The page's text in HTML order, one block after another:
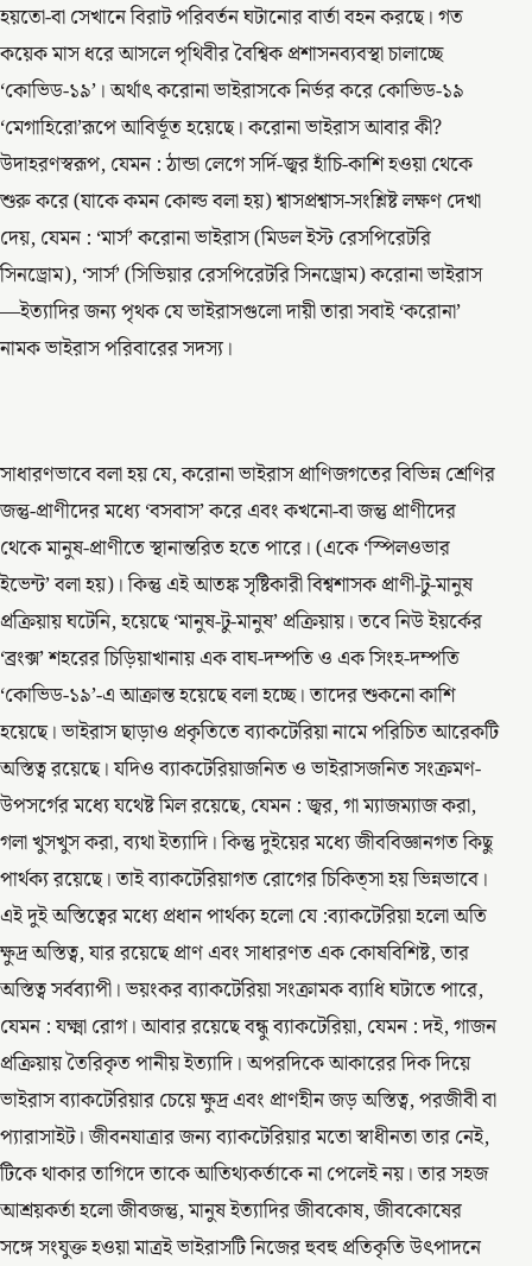
হয়তো-বা সেখানে বিরাট পরিবর্তন ঘটানোর বার্তা বহন করছে। গত
কয়েক মাস ধরে আসলে পৃথিবীর বৈশ্বিক প্রশাসনব্যবস্থা চালাচ্ছে
‘কোভিড-১৯’। অর্থাৎ করোনা ভাইরাসকে নির্ভর করে কোভিড-১৯
‘মেগাহিরো’রূপে আবির্ভূত হয়েছে। করোনা ভাইরাস আবার কী?
উদাহরণস্বরূপ, যেমন : ঠান্ডা লেগে সর্দি-জ্বর হাঁচি-কাশি হওয়া থেকে
শুরু করে (যাকে কমন কোল্ড বলা হয়) শ্বাসপ্রশ্বাস-সংশ্লিষ্ট লক্ষণ দেখা
দেয়, যেমন : ‘মার্স’ করোনা ভাইরাস (মিডল ইস্ট রেসপিরেটরি
সিনড্রোম), ‘সার্স’ (সিভিয়ার রেসপিরেটরি সিনড্রোম) করোনা ভাইরাস
—ইত্যাদির জন্য পৃথক যে ভাইরাসগুলো দায়ী তারা সবাই ‘করোনা’
নামক ভাইরাস পরিবারের সদস্য।
সাধারণভাবে বলা হয় যে, করোনা ভাইরাস প্রাণিজগতের বিভিন্ন শ্রেণির
জন্তু-প্রাণীদের মধ্যে ‘বসবাস’ করে এবং কখনো-বা জন্তু প্রাণীদের
থেকে মানুষ-প্রাণীতে স্থানান্তরিত হতে পারে। (একে ‘স্পিলওভার
ইভেন্ট’ বলা হয়)। কিন্তু এই আতঙ্ক সৃষ্টিকারী বিশ্বশাসক প্রাণী-টু-মানুষ
প্রক্রিয়ায় ঘটেনি, হয়েছে ‘মানুষ-টু-মানুষ’ প্রক্রিয়ায়। তবে নিউ ইয়র্কের
‘ব্রংক্স’ শহরের চিড়িয়াখানায় এক বাঘ-দম্পতি ও এক সিংহ-দম্পতি
‘কোভিড-১৯’-এ আক্রান্ত হয়েছে বলা হচ্ছে। তাদের শুকনো কাশি
হয়েছে। ভাইরাস ছাড়াও প্রকৃতিতে ব্যাকটেরিয়া নামে পরিচিত আরেকটি
অস্তিত্ব রয়েছে। যদিও ব্যাকটেরিয়াজনিত ও ভাইরাসজনিত সংক্রমণ-
উপসর্গের মধ্যে যথেষ্ট মিল রয়েছে, যেমন : জ্বর, গা ম্যাজম্যাজ করা,
গলা খুসখুস করা, ব্যথা ইত্যাদি। কিন্তু দুইয়ের মধ্যে জীববিজ্ঞানগত কিছু
পার্থক্য রয়েছে। তাই ব্যাকটেরিয়াগত রোগের চিকিত্সা হয় ভিন্নভাবে।
এই দুই অস্তিত্বের মধ্যে প্রধান পার্থক্য হলো যে :ব্যাকটেরিয়া হলো অতি
ক্ষুদ্র অস্তিত্ব, যার রয়েছে প্রাণ এবং সাধারণত এক কোষবিশিষ্ট, তার
অস্তিত্ব সর্বব্যাপী। ভয়ংকর ব্যাকটেরিয়া সংক্রামক ব্যাধি ঘটাতে পারে,
যেমন : যক্ষ্মা রোগ। আবার রয়েছে বন্ধু ব্যাকটেরিয়া, যেমন : দই, গাজন
প্রক্রিয়ায় তৈরিকৃত পানীয় ইত্যাদি। অপরদিকে আকারের দিক দিয়ে
ভাইরাস ব্যাকটেরিয়ার চেয়ে ক্ষুদ্র এবং প্রাণহীন জড় অস্তিত্ব, পরজীবী বা
প্যারাসাইট। জীবনযাত্রার জন্য ব্যাকটেরিয়ার মতো স্বাধীনতা তার নেই,
টিকে থাকার তাগিদে তাকে আতিথ্যকর্তাকে না পেলেই নয়। তার সহজ
আশ্রয়কর্তা হলো জীবজন্তু, মানুষ ইত্যাদির জীবকোষ, জীবকোষের
সঙ্গে সংযুক্ত হওয়া মাত্রই ভাইরাসটি নিজের হুবহু প্রতিকৃতি উৎপাদনে